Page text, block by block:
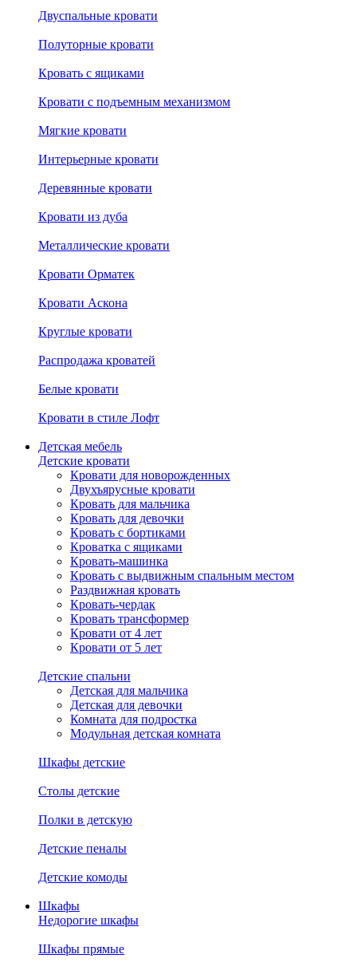
Двуспальные кровати
Полуторные кровати
Кровать с ящиками
Кровати с подъемным механизмом
Мягкие кровати
Интерьерные кровати
Деревянные кровати
Кровати из дуба
Металлические кровати
Кровати Орматек
Кровати Аскона
Круглые кровати
Распродажа кроватей
Белые кровати
Кровати в стиле Лофт
Детская мебель
Детские кровати
Кровати для новорожденных
Двухъярусные кровати
Кровать для мальчика
Кровать для девочки
Кровать с бортиками
Кроватка с ящиками
Кровать-машинка
Кровать с выдвижным спальным местом
Раздвижная кровать
Кровать-чердак
Кровать трансформер
Кровати от 4 лет
Кровати от 5 лет
Детские спальни
Детская для мальчика
Детская для девочки
Комната для подростка
Модульная детская комната
Шкафы детские
Столы детские
Полки в детскую
Детские пеналы
Детские комоды
Шкафы
Недорогие шкафы
Шкафы прямые